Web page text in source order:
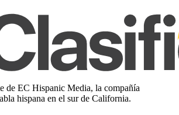
de EC Hispanic Media, la compañía
hispana en el sur de California.